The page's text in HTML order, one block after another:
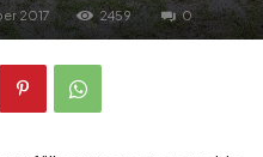
2017 2459 0